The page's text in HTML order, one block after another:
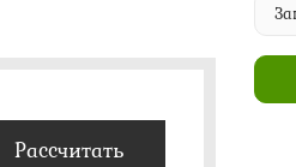
Рассчитать